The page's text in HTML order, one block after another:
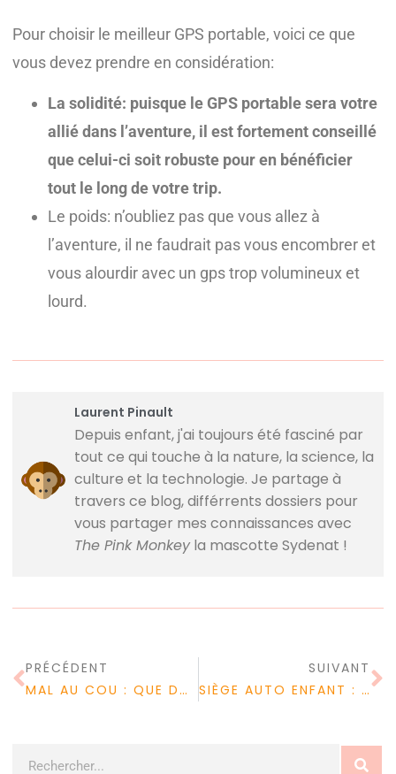
Pour choisir le meilleur GPS portable, voici ce que
vous devez prendre en considération:
La solidité: puisque le GPS portable sera votre
allié dans l’aventure, il est fortement conseillé
que celui-ci soit robuste pour en bénéficier
tout le long de votre trip.
Le poids: n’oubliez pas que vous allez à
l’aventure, il ne faudrait pas vous encombrer et
vous alourdir avec un gps trop volumineux et
lourd.
Laurent Pinault
Depuis enfant, j'ai toujours été fasciné par
tout ce qui touche à la nature, la science, la
culture et la technologie. Je partage à
travers ce blog, différrents dossiers pour
vous partager mes connaissances avec
The Pink Monkeyla mascotte Sydenat !
PRÉCÉDENT
MAL AU COU : QUE DOIT-ON SAVOIR ?
SUIVANT
SIÈGE AUTO ENFANT : COMMENT ACQUÉRIR LE MEILLEUR SIÈGE AUTO POUR VOTRE ENFANT?